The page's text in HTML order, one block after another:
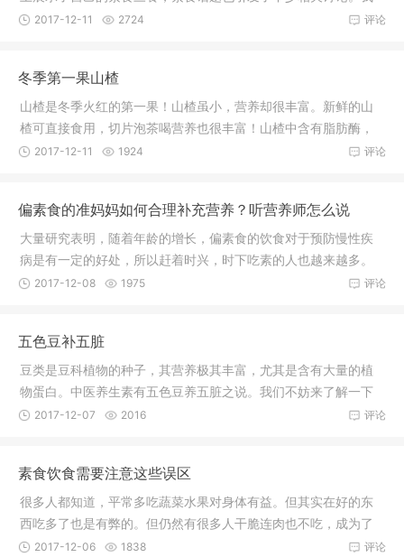
们都知道
评论
2017-12-11 2724
冬季第一果山楂
山楂是冬季火红的第一果！山楂虽小，营养却很丰富。新鲜的山
楂可直接食用，切片泡茶喝营养也很丰富！山楂中含有脂肪酶，
能帮助消
评论
2017-12-11 1924
偏素食的准妈妈如何合理补充营养？听营养师怎么说
大量研究表明，随着年龄的增长，偏素食的饮食对于预防慢性疾
病是有一定的好处，所以赶着时兴，时下吃素的人也越来越多。
但如果孕
评论
2017-12-08 1975
五色豆补五脏
豆类是豆科植物的种子，其营养极其丰富，尤其是含有大量的植
物蛋白。中医养生素有五色豆养五脏之说。我们不妨来了解一下
五色豆的
评论
2017-12-07 2016
素食饮食需要注意这些误区
很多人都知道，平常多吃蔬菜水果对身体有益。但其实在好的东
西吃多了也是有弊的。但仍然有很多人干脆连肉也不吃，成为了
全素食者
评论
2017-12-06 1838